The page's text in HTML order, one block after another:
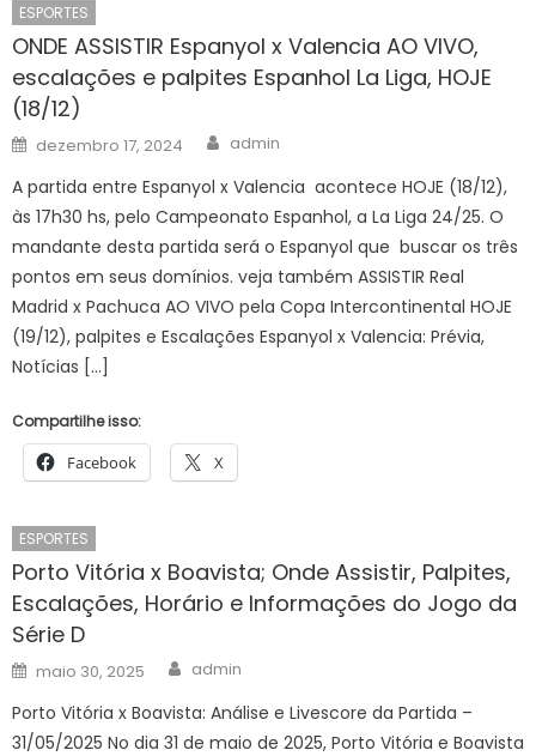
ESPORTES
ONDE ASSISTIR Espanyol x Valencia AO VIVO,
escalações e palpites Espanhol La Liga, HOJE
(18/12)
Posted
on
dezembro 17, 2024 Author
admin
A partida entre Espanyol x Valencia acontece HOJE (18/12),
às 17h30 hs, pelo Campeonato Espanhol, a La Liga 24/25. O
mandante desta partida será o Espanyol que buscar os três
pontos em seus domínios. veja também ASSISTIR Real
Madrid x Pachuca AO VIVO pela Copa Intercontinental HOJE
(19/12), palpites e Escalações Espanyol x Valencia: Prévia,
Notícias […]
Compartilhe isso:
Facebook X
ESPORTES
Porto Vitória x Boavista; Onde Assistir, Palpites,
Escalações, Horário e Informações do Jogo da
Série D
Posted
on
maio 30, 2025 Author
admin
Porto Vitória x Boavista: Análise e Livescore da Partida –
31/05/2025 No dia 31 de maio de 2025, Porto Vitória e Boavista